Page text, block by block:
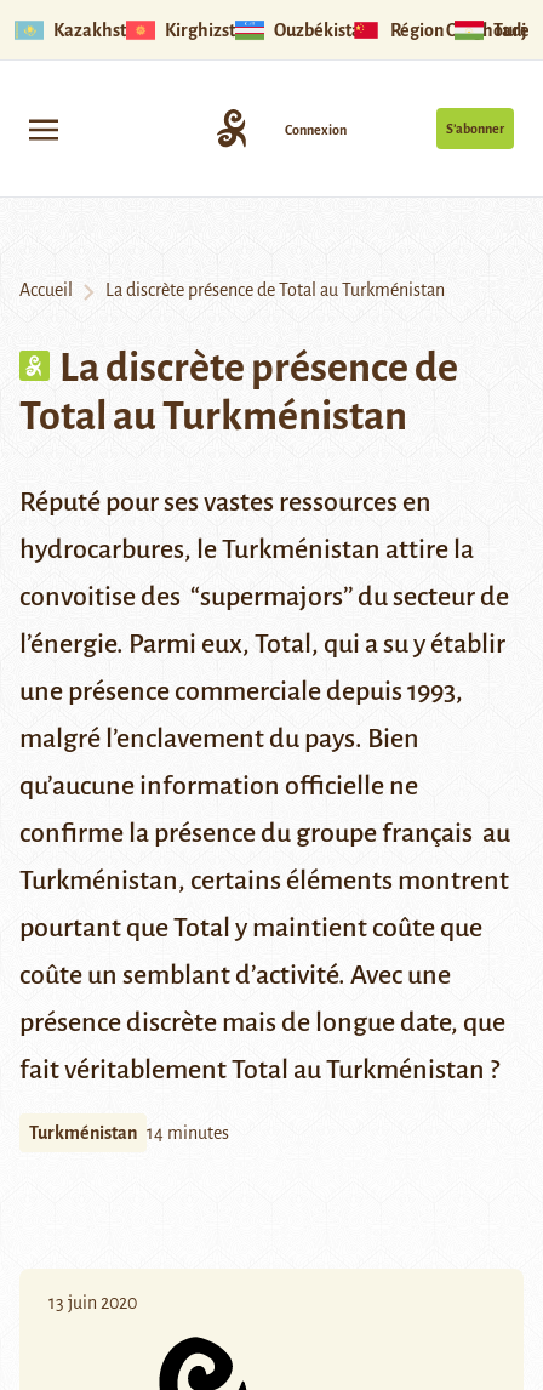
Kazakhstan Kirghizstan Ouzbékistan Région Ouïghoure
S’abonner
Connexion
Accueil La discrète présence de Total au Turkménistan
La discrète présence de
Total au Turkménistan
Réputé pour ses vastes ressources en
hydrocarbures, le Turkménistan attire la
convoitise des “supermajors’’ du secteur de
l’énergie. Parmi eux, Total, qui a su y établir
une présence commerciale depuis 1993,
malgré l’enclavement du pays. Bien
qu’aucune information officielle ne
confirme la présence du groupe français au
Turkménistan, certains éléments montrent
pourtant que Total y maintient coûte que
coûte un semblant d’activité. Avec une
présence discrète mais de longue date, que
fait véritablement Total au Turkménistan ?
Turkménistan 14 minutes
13 juin 2020